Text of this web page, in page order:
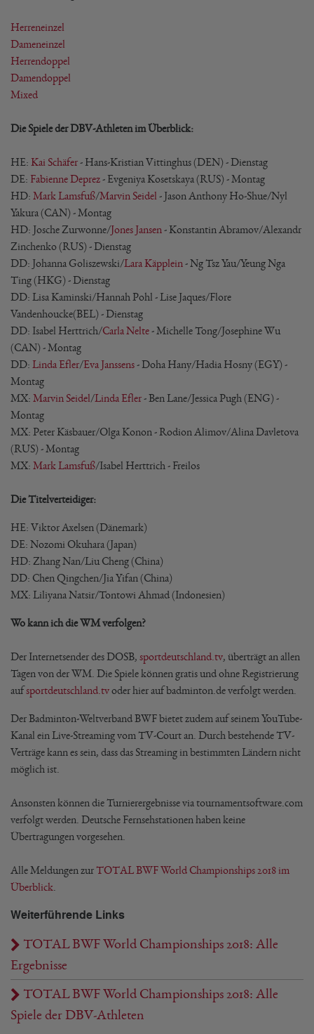
Herreneinzel
Dameneinzel
Herrendoppel
Damendoppel
Mixed
Die Spiele der DBV-Athleten im Überblick:
HE: Kai Schäfer- Hans-Kristian Vittinghus (DEN) - Dienstag
DE: Fabienne Deprez- Evgeniya Kosetskaya (RUS) - Montag
HD: Mark Lamsfuß/Marvin Seidel - Jason Anthony Ho-Shue/Nyl
Yakura (CAN) - Montag
HD: Josche Zurwonne/Jones Jansen - Konstantin Abramov/Alexandr
Zinchenko (RUS) - Dienstag
DD: Johanna Goliszewski/Lara Käpplein - Ng Tsz Yau/Yeung Nga
Ting (HKG) - Dienstag
DD: Lisa Kaminski/Hannah Pohl - Lise Jaques/Flore
Vandenhoucke(BEL) - Dienstag
DD: Isabel Herttrich/Carla Nelte- Michelle Tong/Josephine Wu
(CAN) - Montag
DD: Linda Efler/Eva Janssens- Doha Hany/Hadia Hosny (EGY) -
Montag
MX: Marvin Seidel/Linda Efler- Ben Lane/Jessica Pugh (ENG) -
Montag
MX: Peter Käsbauer/Olga Konon - Rodion Alimov/Alina Davletova
(RUS) - Montag
MX: Mark Lamsfuß/Isabel Herttrich - Freilos
Die Titelverteidiger:
HE: Viktor Axelsen (Dänemark)
DE: Nozomi Okuhara (Japan)
HD: Zhang Nan/Liu Cheng (China)
DD: Chen Qingchen/Jia Yifan (China)
MX: Liliyana Natsir/Tontowi Ahmad (Indonesien)
Wo kann ich die WM verfolgen?
Der Internetsender des DOSB, sportdeutschland.tv, überträgt an allen
Tagen von der WM. Die Spiele können gratis und ohne Registrierung
aufsportdeutschland.tvoder hier auf badminton.de verfolgt werden.
Der Badminton-Weltverband BWF bietet zudem auf seinem YouTube-
Kanal ein Live-Streaming vom TV-Court an. Durch bestehende TV-
Verträge kann es sein, dass das Streaming in bestimmten Ländern nicht
möglich ist.
Ansonsten können die Turnierergebnisse via tournamentsoftware.com
verfolgt werden. Deutsche Fernsehstationen haben keine
Übertragungen vorgesehen.
Alle Meldungen zurTOTAL BWF World Championships 2018 im
Überblick
Weiterführende Links
TOTAL BWF World Championships 2018: Alle
Ergebnisse
TOTAL BWF World Championships 2018: Alle
Spiele der DBV-Athleten